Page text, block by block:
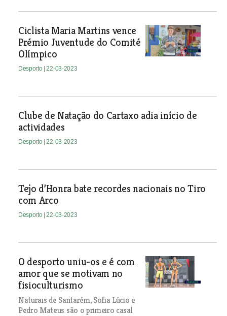
Ciclista Maria Martins vence
Prémio Juventude do Comité
Olímpico
Desporto | 22-03-2023
Clube de Natação do Cartaxo adia início de
actividades
Desporto | 22-03-2023
Tejo d’Honra bate recordes nacionais no Tiro
com Arco
Desporto | 22-03-2023
O desporto uniu-os e é com
amor que se motivam no
fisioculturismo
Naturais de Santarém, Sofia Lúcio e
Pedro Mateus são o primeiro casal